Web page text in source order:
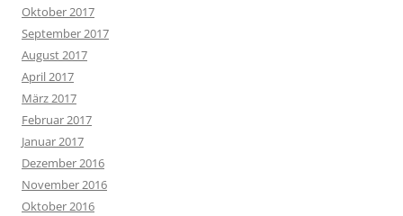
Oktober 2017
September 2017
August 2017
April 2017
März 2017
Februar 2017
Januar 2017
Dezember 2016
November 2016
Oktober 2016